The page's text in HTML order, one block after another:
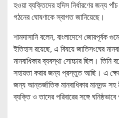
হওয়া ব্যক্তিদের হদিস নির্ধারণের জন্য
গঠনের ঘোষণাকে স্বাগত জানিয়েছে।
শামদাসানি বলেন, বাংলাদেশে জোরপূর্বক
ইতিহাস রয়েছে, এ বিষয়ে জাতিসংঘের
মানবাধিকার ব্যবস্থা সোচ্চার ছিল।
সহায়তা করার জন্য প্রস্তুত আছি। এ
জন্য আন্তর্জাতিক মানবাধিকার মানদন্ড সহ
ব্যক্তি ও তাদের পরিবারের সঙ্গে